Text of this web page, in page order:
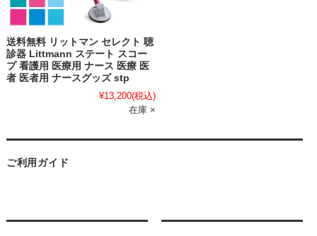
送料無料 リットマン セレクト 聴
診器 Littmann ステート スコー
プ 看護用 医療用 ナース 医療 医
者 医者用 ナースグッズ stp
¥13,200(税込)
在庫 ×
ご利用ガイド